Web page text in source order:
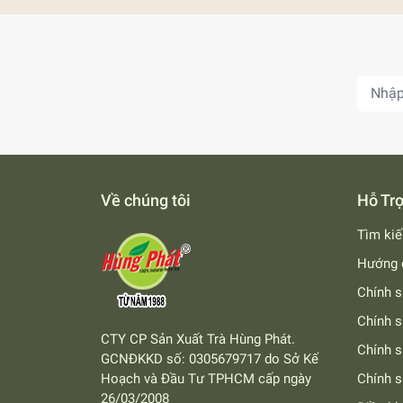
https://www.lazada.vn/shop/
Hotline: 028 3797 8230 – 028 3797 8234
Zalo: (Trà Hùng Phát –
Về chúng tôi
CTY CP Sản Xuất Trà Hùng Phát.
GCNĐKKD số: 0305679717 do Sở Kế
Hoạch và Đầu Tư TPHCM cấp ngày
26/03/2008
Hỗ
Tìm
Hướng
Chính
Chính
Chính
Chính